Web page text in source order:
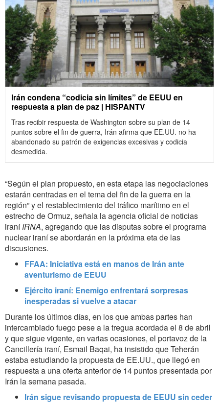
Irán condena “codicia sin límites” de EEUU en
respuesta a plan de paz | HISPANTV
Tras recibir respuesta de Washington sobre su plan de 14
puntos sobre el fin de guerra, Irán afirma que EE.UU. no ha
abandonado su patrón de exigencias excesivas y codicia
desmedida.
“Según el plan propuesto, en esta etapa las negociaciones
estarán centradas en el tema del fin de la guerra en la
región” y el restablecimiento del tráfico marítimo en el
estrecho de Ormuz, señala la agencia oficial de noticias
iraníIRNA, agregando que las disputas sobre el programa
nuclear iraní se abordarán en la próxima eta de las
discusiones.
FFAA: Iniciativa está en manos de Irán ante
aventurismo de EEUU
Ejército iraní: Enemigo enfrentará sorpresas
inesperadas si vuelve a atacar
Durante los últimos días, en los que ambas partes han
intercambiado fuego pese a la tregua acordada el 8 de abril
y que sigue vigente, en varias ocasiones, el portavoz de la
Cancillería iraní, Esmail Baqai, ha insistido que Teherán
estaba estudiando la propuesta de EE.UU., que llegó en
respuesta a una oferta anterior de 14 puntos presentada por
Irán la semana pasada.
Irán sigue revisando propuesta de EEUU sin ceder